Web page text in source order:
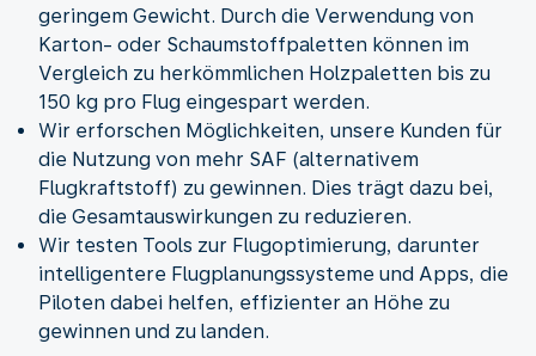
geringem Gewicht. Durch die Verwendung von
Karton- oder Schaumstoffpaletten können im
Vergleich zu herkömmlichen Holzpaletten bis zu
150 kg pro Flug eingespart werden.
Wir erforschen Möglichkeiten, unsere Kunden für
die Nutzung von mehr SAF (alternativem
Flugkraftstoff) zu gewinnen. Dies trägt dazu bei,
die Gesamtauswirkungen zu reduzieren.
Wir testen Tools zur Flugoptimierung, darunter
intelligentere Flugplanungssysteme und Apps, die
Piloten dabei helfen, effizienter an Höhe zu
gewinnen und zu landen.